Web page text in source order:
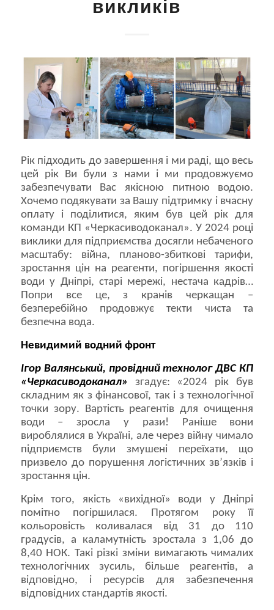
Рік підходить до завершення і ми раді, що весь
цей рік Ви були з нами і ми продовжуємо
забезпечувати Вас якісною питною водою.
Хочемо подякувати за Вашу підтримку і вчасну
оплату і поділитися, яким був цей рік для
команди КП «Черкасиводоканал». У 2024 році
виклики для підприємства досягли небаченого
масштабу: війна, планово-збиткові тарифи,
зростання цін на реагенти, погіршення якості
води у Дніпрі, старі мережі, нестача кадрів…
Попри все це, з кранів черкащан –
безперебійно продовжує текти чиста та
безпечна вода.
Невидимий водний фронт
Ігор Валянський, провідний технолог ДВС КП
«Черкасиводоканал» згадує: «2024 рік був
складним як з фінансової, так і з технологічної
точки зору. Вартість реагентів для очищення
води – зросла у рази! Раніше вони
вироблялися в Україні, але через війну чимало
підприємств були змушені переїхати, що
призвело до порушення логістичних зв’язків і
зростання цін.
Крім того, якість «вихідної» води у Дніпрі
помітно погіршилася. Протягом року її
кольоровість коливалася від 31 до 110
градусів, а каламутність зростала з 1,06 до
8,40 НОК. Такі різкі зміни вимагають чималих
технологічних зусиль, більше реагентів, а
відповідно, і ресурсів для забезпечення
відповідних стандартів якості.